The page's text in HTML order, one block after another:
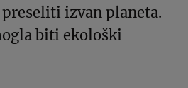
izvan planeta.
biti ekološki